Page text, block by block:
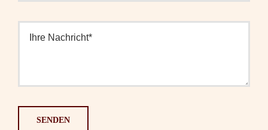
SENDEN